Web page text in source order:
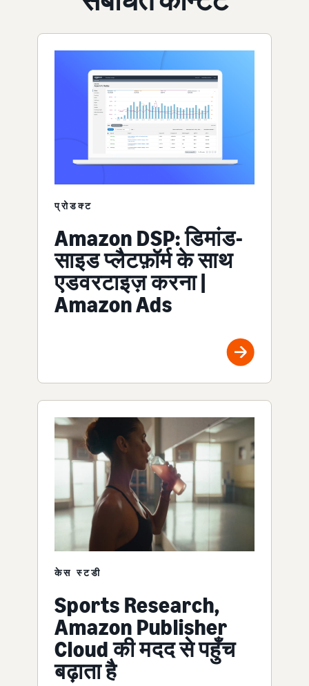
प्रोडक्ट
Amazon DSP: डिमांड-
साइड प्लैटफ़ॉर्म के साथ
एडवरटाइज़ करना |
Amazon Ads
केस स्टडी
Sports Research,
Amazon Publisher
Cloud की मदद से पहुँच
बढ़ाता है